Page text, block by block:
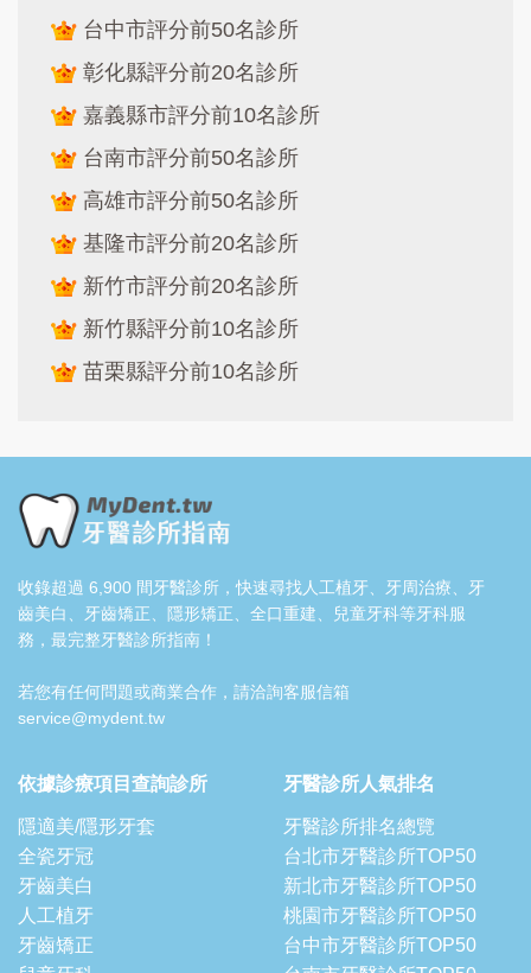
台中市評分前50名診所
彰化縣評分前20名診所
嘉義縣市評分前10名診所
台南市評分前50名診所
高雄市評分前50名診所
基隆市評分前20名診所
新竹市評分前20名診所
新竹縣評分前10名診所
苗栗縣評分前10名診所
收錄超過 6,900 間牙醫診所，快速尋找人工植牙、牙周治療、牙
齒美白、牙齒矯正、隱形矯正、全口重建、兒童牙科等牙科服
務，最完整牙醫診所指南！
若您有任何問題或商業合作，請洽詢客服信箱
service@mydent.tw
依據診療項目查詢診所
隱適美/隱形牙套
全瓷牙冠
牙齒美白
人工植牙
牙齒矯正
牙醫診所人氣排名
牙醫診所排名總覽
台北市牙醫診所TOP50
新北市牙醫診所TOP50
桃園市牙醫診所TOP50
台中市牙醫診所TOP50